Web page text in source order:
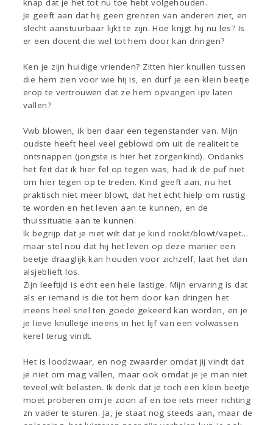
knap dat je het tot nu toe hebt volgehouden.
Je geeft aan dat hij geen grenzen van anderen ziet, en
slecht aanstuurbaar lijkt te zijn. Hoe krijgt hij nu les? Is
er een docent die wel tot hem door kan dringen?
Ken je zijn huidige vrienden? Zitten hier knullen tussen
die hem zien voor wie hij is, en durf je een klein beetje
erop te vertrouwen dat ze hem opvangen ipv laten
vallen?
Vwb blowen, ik ben daar een tegenstander van. Mijn
oudste heeft heel veel geblowd om uit de realiteit te
ontsnappen (jongste is hier het zorgenkind). Ondanks
het feit dat ik hier fel op tegen was, had ik de puf niet
om hier tegen op te treden. Kind geeft aan, nu het
praktisch niet meer blowt, dat het echt hielp om rustig
te worden en het leven aan te kunnen, en de
thuissituatie aan te kunnen.
Ik begrijp dat je niet wilt dat je kind rookt/blowt/vapet…
maar stel nou dat hij het leven op deze manier een
beetje draaglijk kan houden voor zichzelf, laat het dan
alsjeblieft los.
Zijn leeftijd is echt een hele lastige. Mijn ervaring is dat
als er iemand is die tot hem door kan dringen het
ineens heel snel ten goede gekeerd kan worden, en je
je lieve knulletje ineens in het lijf van een volwassen
kerel terug vindt.
Het is loodzwaar, en nog zwaarder omdat jij vindt dat
je niet om mag vallen, maar ook omdat je je man niet
teveel wilt belasten. Ik denk dat je toch een klein beetje
moet proberen om je zoon af en toe iets meer richting
zn vader te sturen. Ja, je staat nog steeds aan, maar de